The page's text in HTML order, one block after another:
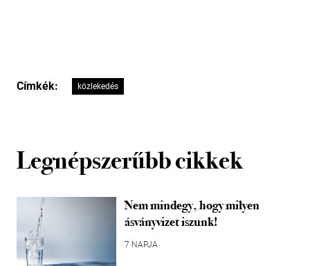
Címkék: közlekedés
Legnépszerűbb cikkek
Nem mindegy, hogy milyen
ásványvizet iszunk!
7 NAPJA